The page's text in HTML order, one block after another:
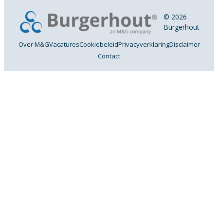
© 2026
Burgerhout
Over M&GVacaturesCookiebeleidPrivacyverklaringDisclaimer
Contact